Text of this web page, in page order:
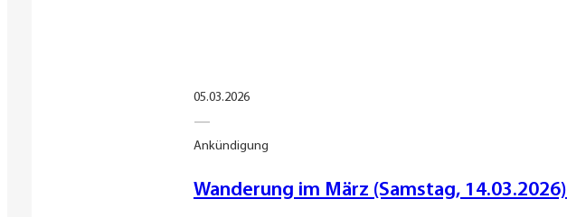
05.03.2026
—
Ankündigung
Wanderung im März (Samstag, 14.03.2026)